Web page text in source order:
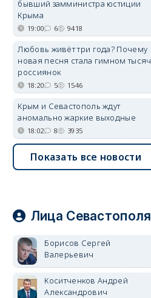
бывший замминистра юстиции
Крыма
19:00 6 9418
Любовь живёт три года? Почему
новая песня стала гимном тысяч
россиянок
18:20 5 1546
Крым и Севастополь ждут
аномально жаркие выходные
18:02 8 3935
Показать все новости
Лица Севастополя
Борисов Сергей
Валерьевич
Коситченков Андрей
Александрович